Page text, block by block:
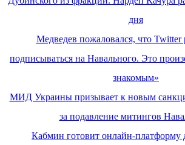
дня
Медведев пожаловался, что Twitter
подписываться на Навального. Это
знакомым»
МИД Украины призывает к новым
за подавление митингов
Кабмин готовит онлайн-платформу